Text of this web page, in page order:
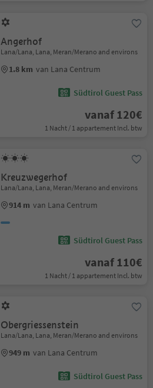
Angerhof
Lana/Lana, Lana, Meran/Merano and environs
1.8 km van Lana Centrum
Südtirol Guest Pass
vanaf 120€
1 Nacht / 1 appartement Incl. btw
Kreuzwegerhof
Lana/Lana, Lana, Meran/Merano and environs
914 m van Lana Centrum
Südtirol Guest Pass
vanaf 110€
1 Nacht / 1 appartement Incl. btw
Obergriessenstein
Lana/Lana, Lana, Meran/Merano and environs
949 m van Lana Centrum
Südtirol Guest Pass